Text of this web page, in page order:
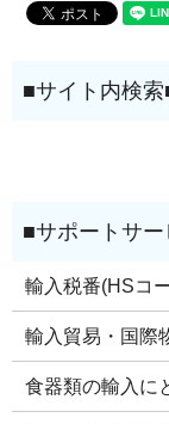
輸入税番(HSコ
輸入貿易・国際
食器類の輸入に